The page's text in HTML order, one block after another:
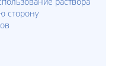
сторону